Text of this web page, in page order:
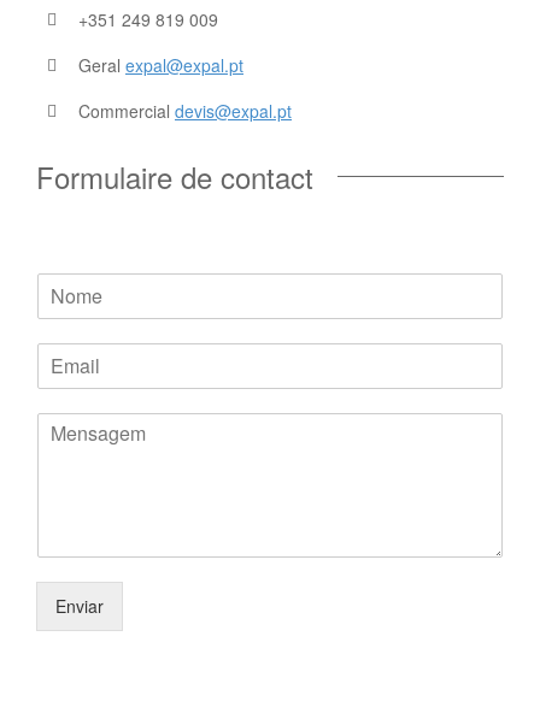
+351 249 819 009
Geral expal@expal.pt
Commercial devis@expal.pt
Formulaire de contact
Nome*
Mensagem Nome Email
Email*
Mensagem*
Enviar